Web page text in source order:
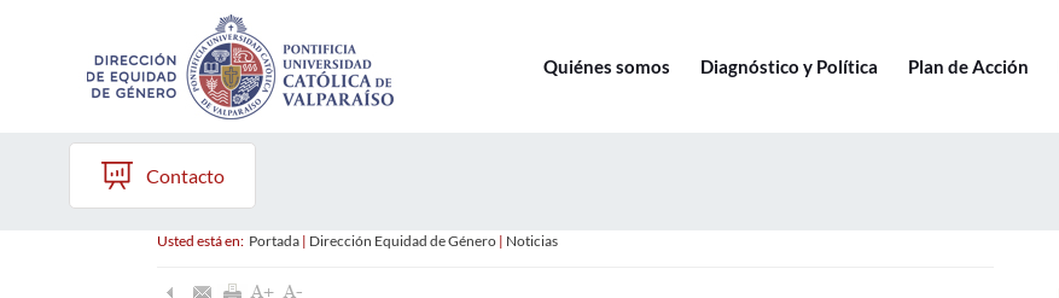
Quiénes somos Diagnóstico y Política Plan de Acción
Contacto
Usted está en: Portada| Dirección Equidad de Género| Noticias